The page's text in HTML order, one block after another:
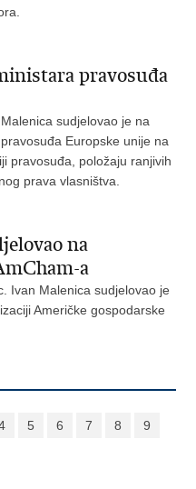
pravosuđa
sudjelovao je na
Europske unije na
pravosuđa, položaju ranjivih
prava vlasništva.
na
a
Ivan Malenica sudjelovao je
Američke gospodarske
5 6 7 8
9